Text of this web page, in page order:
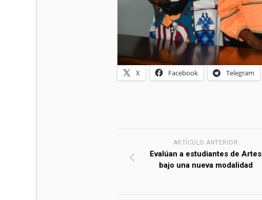
X Facebook Telegram
ARTÍCULO ANTERIOR
Evalúan a estudiantes de Artes
bajo una nueva modalidad